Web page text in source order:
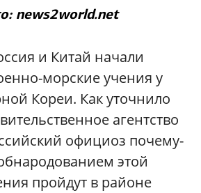
news2world.net
и Китай начали
морские учения у
Кореи. Как уточнило
агентство
официоз почему-
этой
пройдут в районе